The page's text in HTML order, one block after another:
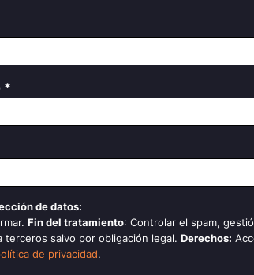
*
de datos:
Fin del tratamiento: Controlar el spam,
terceros salvo por obligación legal. Derechos:
de privacidad.